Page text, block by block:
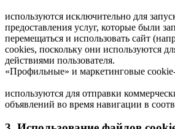
используются исключительно для
предоставления услуг, которые были
перемещаться и использовать сайт
cookies, поскольку они используются
действиями пользователя.
«Профильные» и маркетинговые
используются для отправки
объявлений во время навигации в